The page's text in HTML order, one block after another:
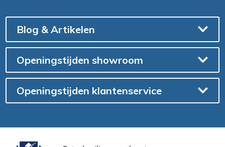
Blog & Artikelen
Openingstijden showroom
Openingstijden klantenservice